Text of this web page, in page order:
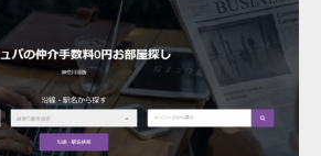
更新日： 2023.03.08
介護付き有料老人ホーム